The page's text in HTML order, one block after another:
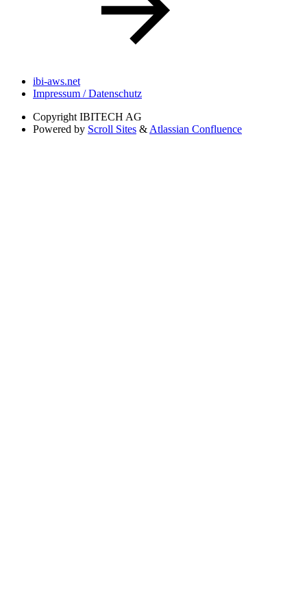
ibi-aws.net
Impressum / Datenschutz
Copyright IBITECH AG
Powered by Scroll Sites & Atlassian Confluence